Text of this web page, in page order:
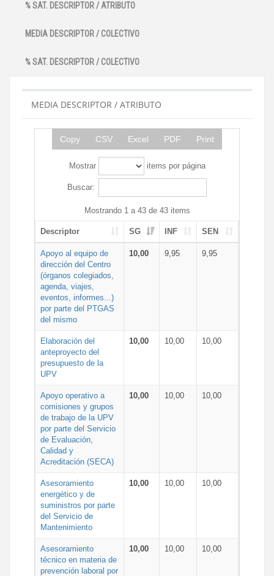
% SAT. DESCRIPTOR / ATRIBUTO
MEDIA DESCRIPTOR / COLECTIVO
% SAT. DESCRIPTOR / COLECTIVO
MEDIA DESCRIPTOR / ATRIBUTO
Copy CSV Excel PDF Print
Mostrar items por página
Buscar:
Mostrando 1 a 43 de 43 items
Descriptor SG INF SEN
Apoyo al equipo de
dirección del Centro
(órganos colegiados,
agenda, viajes,
eventos, informes...)
por parte del PTGAS
del mismo
10,00 9,95 9,95
Elaboración del
anteproyecto del
presupuesto de la
UPV
10,00 10,00 10,00
Apoyo operativo a
comisiones y grupos
de trabajo de la UPV
por parte del Servicio
de Evaluación,
Calidad y
Acreditación (SECA)
10,00 10,00 10,00
Asesoramiento
energético y de
suministros por parte
del Servicio de
Mantenimiento
10,00 10,00 10,00
Asesoramiento
técnico en materia de
prevención laboral por
10,00 10,00 10,00